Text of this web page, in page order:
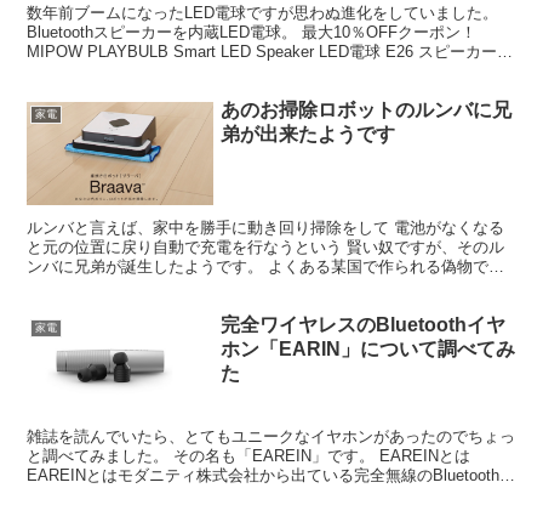
数年前ブームになったLED電球ですが思わぬ進化をしていました。
Bluetoothスピーカーを内蔵LED電球。 最大10％OFFクーポン！
MIPOW PLAYBULB Smart LED Speaker LED電球 E26 スピーカー
家電
あのお掃除ロボットのルンバに兄
弟が出来たようです
ルンバと言えば、家中を勝手に動き回り掃除をして 電池がなくなる
と元の位置に戻り自動で充電を行なうという 賢い奴ですが、そのル
ンバに兄弟が誕生したようです。 よくある某国で作られる偽物では
家電
完全ワイヤレスのBluetoothイヤ
ホン「EARIN」について調べてみ
た
雑誌を読んでいたら、とてもユニークなイヤホンがあったのでちょっ
と調べてみました。 その名も「EAREIN」です。 EAREINとは
EAREINとはモダニティ株式会社から出ている完全無線のBluetoothイ